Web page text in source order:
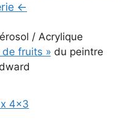
←
/ Acrylique
de fruits » du peintre
4x3